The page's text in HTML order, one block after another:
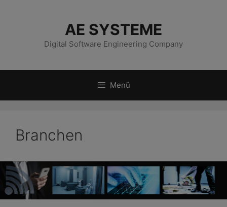
AE SYSTEME
Digital Software Engineering Company
Menü
Branchen